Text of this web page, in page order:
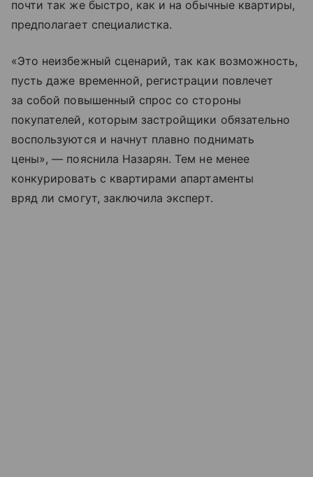
почти так же быстро, как и на обычные квартиры,
предполагает специалистка.
«Это неизбежный сценарий, так как возможность,
пусть даже временной, регистрации повлечет
за собой повышенный спрос со стороны
покупателей, которым застройщики обязательно
воспользуются и начнут плавно поднимать
цены», — пояснила Назарян. Тем не менее
конкурировать с квартирами апартаменты
вряд ли смогут, заключила эксперт.